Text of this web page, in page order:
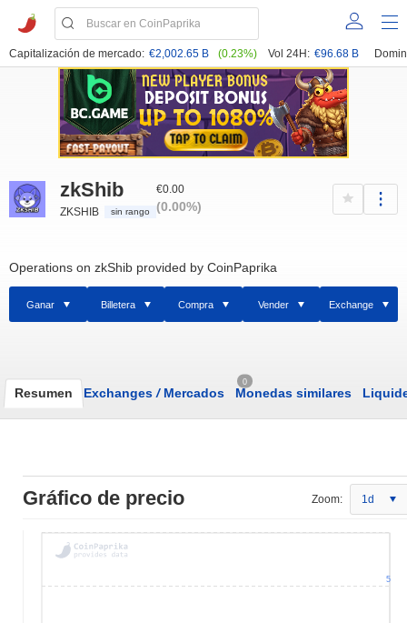
Capitalización de mercado: €2,002.65 B (0.23%) Vol 24H: €96.68 B
zkShib
ZKSHIB sin rango
€0.00
(0.00%)
Operations on zkShib provided by CoinPaprika
Ganar Billetera Compra Vender Exchange
Resumen Exchanges /Mercados
0
Monedas similares
Gráfico de precio Zoom: 1d
5